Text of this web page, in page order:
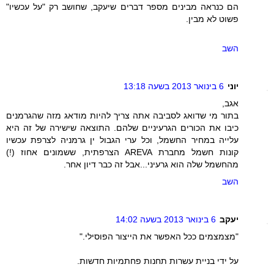
הם כנראה מבינים מספר דברים שיעקב, שחושב רק "על עכשיו"
פשוט לא מבין.
השב
יוני 6 בינואר 2013 בשעה 13:18
אגב,
בתור מי שדואג לסביבה אתה צריך להיות מודאג מזה שהגרמנים
כיבו את הכורים הגרעיניים שלהם. התוצאה שישירה של זה היא
עלייה במחיר החשמל, וכל ערי הגבול ין גרמניה לצרפת עכשיו
קונות חשמל מחברת AREVA הצרפתית, ששמונים אחוז (!)
מהחשמל שלה הוא גרעיני...אבל זה כבר דיון אחר.
השב
יעקב 6 בינואר 2013 בשעה 14:02
"מצמצמים ככל האפשר את הייצור הפוסילי."
על ידי בניית עשרות תחנות פחתמיות חדשות.